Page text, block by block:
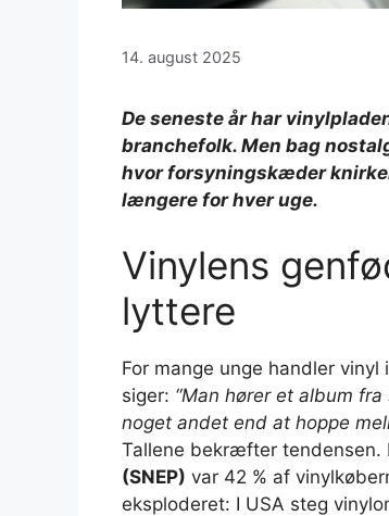
14. august 2025
De seneste år har
branchefolk. Men bag
hvor forsyningskæder
længere for hver uge.
Vinylens
lyttere
For mange unge handler vinyl
siger: “Man hører et album
noget andet end at hoppe
Tallene bekræfter tendensen.
(SNEP) var 42 % af
eksploderet: I USA steg